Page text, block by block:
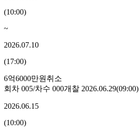
(10:00)
~
2026.07.10
(17:00)
6억6000만원 취소
회차 005/차수 000개찰 2026.06.29(09:00)
2026.06.15
(10:00)